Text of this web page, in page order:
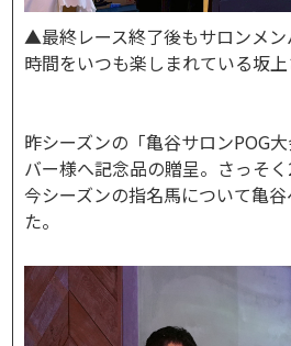
▲最終レース終了後もサロンメ
時間をいつも楽しまれている坂
昨シーズンの「亀谷サロンPOG
バー様へ記念品の贈呈。さっそ
今シーズンの指名馬について亀
た。